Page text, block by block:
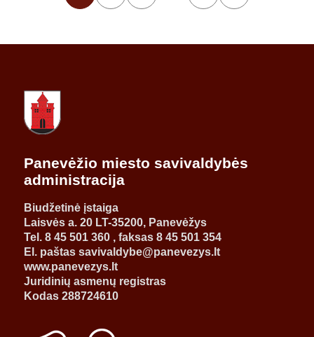
Panevėžio miesto savivaldybės
administracija
Biudžetinė įstaiga
Laisvės a. 20 LT-35200, Panevėžys
Tel. 8 45 501 360 , faksas 8 45 501 354
El. paštas savivaldybe@panevezys.lt
www.panevezys.lt
Juridinių asmenų registras
Kodas 288724610